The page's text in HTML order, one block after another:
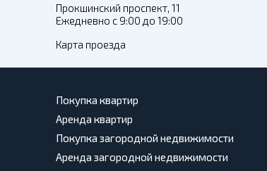
Прокшинский проспект, 11
Ежедневно с 9:00 до 19:00
Карта проезда
Покупка квартир
Аренда квартир
Покупка загородной недвижимости
Аренда загородной недвижимости